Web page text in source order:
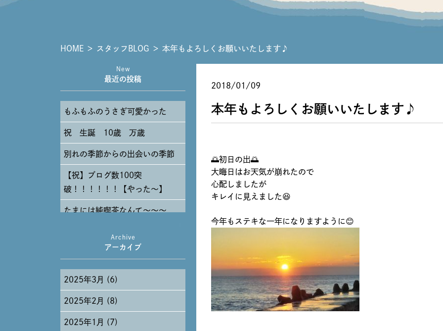
HOME ＞ スタッフBLOG ＞ 本年もよろしくお願いいたします♪
2018/01/09
本年もよろしくお願いいたします♪
🌅初日の出🌅
大晦日はお天気が崩れたので
心配しましたが
キレイに見えました😆
今年もステキな一年になりますように😊
New
最近の投稿
もふもふのうさぎ可愛かった
祝 生誕 10歳 万歳
別れの季節からの出会いの季節
【祝】ブログ数100突
破！！！！！！【やった～】
たまには純喫茶なんて～～～
Archive
アーカイブ
2025年3月 (6)
2025年2月 (8)
2025年1月 (7)